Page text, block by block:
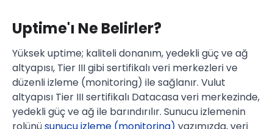
Uptime'ı Ne Belirler?
Yüksek uptime; kaliteli donanım, yedekli güç ve ağ
altyapısı, Tier III gibi sertifikalı veri merkezleri ve
düzenli izleme (monitoring) ile sağlanır. Vulut
altyapısı Tier III sertifikalı Datacasa veri merkezinde,
yedekli güç ve ağ ile barındırılır. Sunucu izlemenin